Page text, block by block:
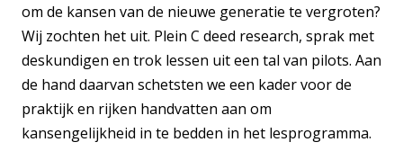
om de kansen van de nieuwe generatie te vergroten?
Wij zochten het uit. Plein C deed research, sprak met
deskundigen en trok lessen uit een tal van pilots. Aan
de hand daarvan schetsten we een kader voor de
praktijk en rijken handvatten aan om
kansengelijkheid in te bedden in het lesprogramma.